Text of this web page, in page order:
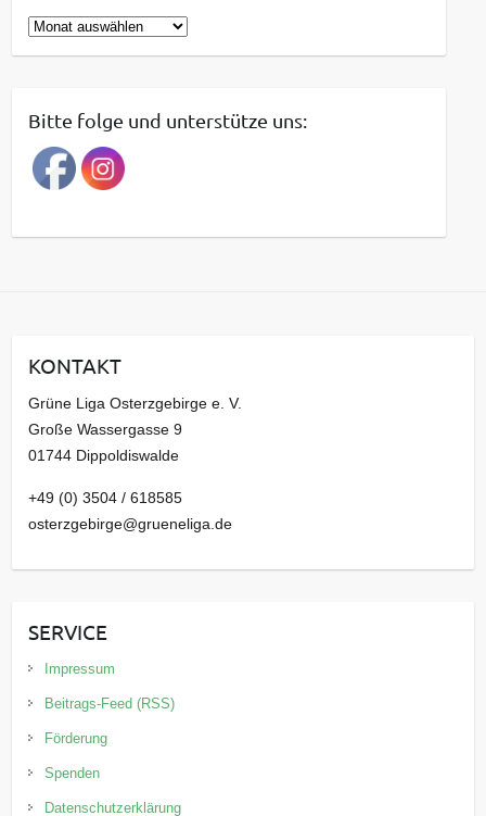
B
e
r
a
g
a
v
Bitte folge und unterstütze uns:
KONTAKT
Grüne Liga Osterzgebirge e. V.
Große Wassergasse 9
01744 Dippoldiswalde
+49 (0) 3504 / 618585
osterzgebirge@grueneliga.de
SERVICE
Impressum
Beitrags-Feed (RSS)
Förderung
Spenden
Datenschutzerklärung